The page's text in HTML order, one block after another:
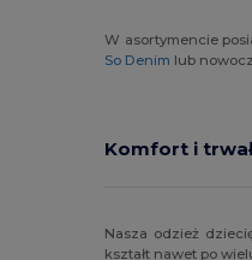
W asortymencie
So Denim lub
Komfort i
Nasza odzież
kształt nawet po